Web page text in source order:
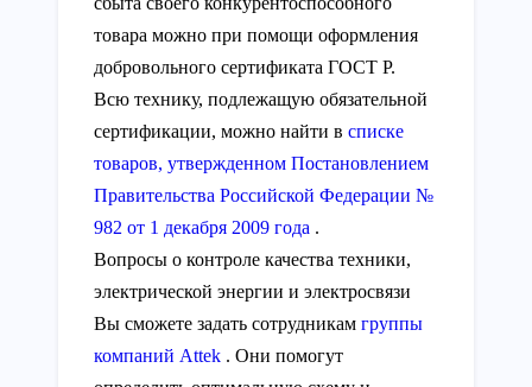
товара можно при помощи оформления
добровольного сертификата ГОСТ Р.
Всю технику, подлежащую обязательной
сертификации, можно найти в списке
товаров, утвержденном Постановлением
Правительства Российской Федерации №
982 от 1 декабря 2009 года .
Вопросы о контроле качества техники,
электрической энергии и электросвязи
Вы сможете задать сотрудникам группы
компаний Attek . Они помогут